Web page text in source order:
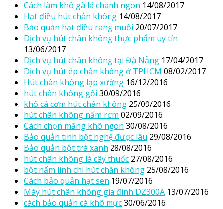
Cách làm khô gà lá chanh ngon 14/08/2017
Hạt điều hút chân không 14/08/2017
Bảo quản hạt điều rang muối 20/07/2017
Dịch vụ hút chân không thực phẩm uy tín
13/06/2017
Dịch vụ hút chân không tại Đà Nẵng 17/04/2017
Dịch vụ hút ép chân không ở TPHCM 08/02/2017
Hút chân không lạp xưởng 16/12/2016
hút chân không gối 30/09/2016
khô cá cơm hút chân không 25/09/2016
hút chân không nấm rơm 02/09/2016
Cách chọn măng khô ngon 30/08/2016
Bảo quản tinh bột nghệ được lâu 29/08/2016
Bảo quản bột trà xanh 28/08/2016
hút chân không lá cây thuốc 27/08/2016
bột nấm linh chi hút chân không 25/08/2016
Cách bảo quản hạt sen 19/07/2016
Máy hút chân không gia đình DZ300A 13/07/2016
cách bảo quản cá khô mực30/06/2016